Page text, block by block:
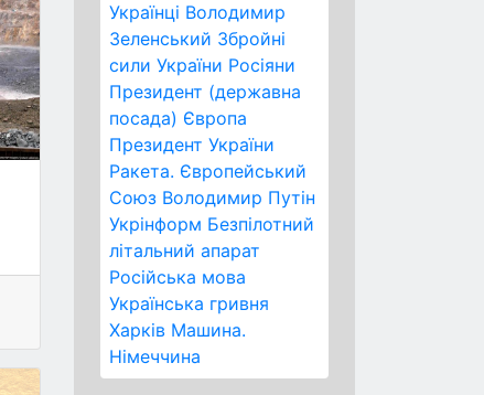
Українці Володимир
Зеленський Збройні
сили України Росіяни
Президент (державна
посада) Європа
Президент України
Ракета. Європейський
Союз Володимир Путін
Укрінформ Безпілотний
літальний апарат
Російська мова
Українська гривня
Харків Машина.
Німеччина